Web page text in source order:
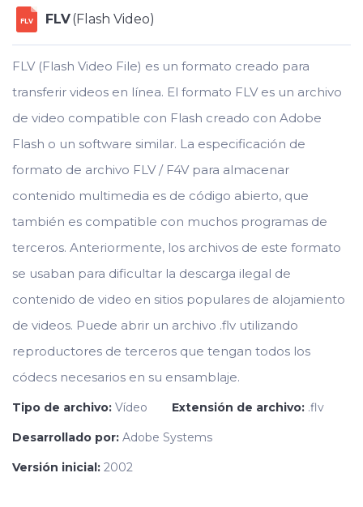
FLV FLV(Flash Video)
FLV (Flash Video File) es un formato creado para
transferir videos en línea. El formato FLV es un archivo
de video compatible con Flash creado con Adobe
Flash o un software similar. La especificación de
formato de archivo FLV / F4V para almacenar
contenido multimedia es de código abierto, que
también es compatible con muchos programas de
terceros. Anteriormente, los archivos de este formato
se usaban para dificultar la descarga ilegal de
contenido de video en sitios populares de alojamiento
de videos. Puede abrir un archivo .flv utilizando
reproductores de terceros que tengan todos los
códecs necesarios en su ensamblaje.
Tipo de archivo: Vídeo Extensión de archivo: .flv
Desarrollado por: Adobe Systems
Versión inicial: 2002